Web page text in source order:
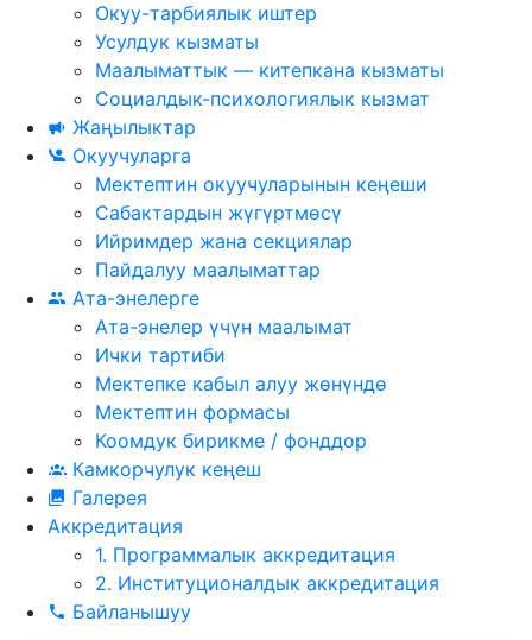
Окуу-тарбиялык иштер
Усулдук кызматы
Маалыматтык — китепкана кызматы
Социалдык-психологиялык кызмат
Жаңылыктар
Окуучуларга
Мектептин окуучуларынын кеңеши
Сабактардын жүгүртмѳсү
Ийримдер жана секциялар
Пайдалуу маалыматтар
Ата-энелерге
Ата-энелер үчүн маалымат
Ички тартиби
Мектепке кабыл алуу жөнүндө
Мектептин формасы
Коомдук бирикме / фонддор
Камкорчулук кеңеш
Галерея
Аккредитация
1. Программалык аккредитация
2. Институционалдык аккредитация
Байланышуу